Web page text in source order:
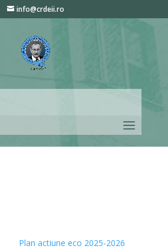
info@crdeii.ro
Plan actiune eco 2025-2026